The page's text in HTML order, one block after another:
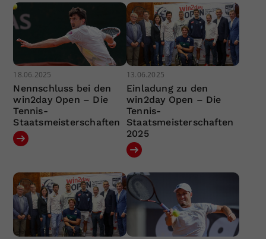
18.06.2025
Nennschluss bei den
win2day Open – Die
Tennis-
Staatsmeisterschaften
13.06.2025
Einladung zu den
win2day Open – Die
Tennis-
Staatsmeisterschaften
2025